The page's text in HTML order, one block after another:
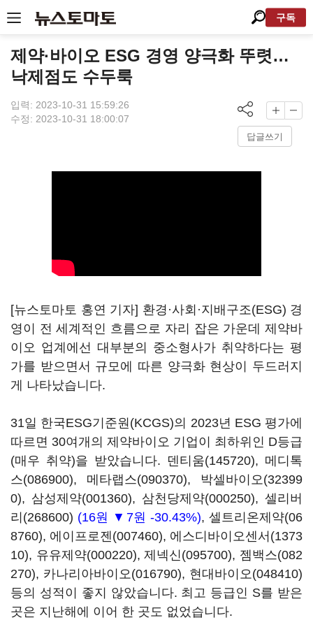
구독
제약·바이오 ESG 경영 양극화 뚜렷…
낙제점도 수두룩
입력: 2023-10-31 15:59:26
수정: 2023-10-31 18:00:07
답글쓰기
[뉴스토마토 홍연 기자] 환경·사회·지배구조(ESG) 경
영이 전 세계적인 흐름으로 자리 잡은 가운데 제약바
이오 업계에선 대부분의 중소형사가 취약하다는 평
가를 받으면서 규모에 따른 양극화 현상이 두드러지
게 나타났습니다.
31일 한국ESG기준원(KCGS)의 2023년 ESG 평가에
따르면 30여개의 제약바이오 기업이 최하위인 D등급
(매우 취약)을 받았습니다. 덴티움(145720), 메디톡
스(086900), 메타랩스(090370), 박셀바이오(32399
0), 삼성제약(001360), 삼천당제약(000250), 셀리버
리(268600) (16원 ▼7원 -30.43%),셀트리온제약(06
8760), 에이프로젠(007460), 에스디바이오센서(1373
10), 유유제약(000220),제넥신(095700), 젬백스(082
270), 카나리아바이오(016790), 현대바이오(048410)
등의 성적이 좋지 않았습니다. 최고 등급인 S를 받은
곳은 지난해에 이어 한 곳도 없었습니다.